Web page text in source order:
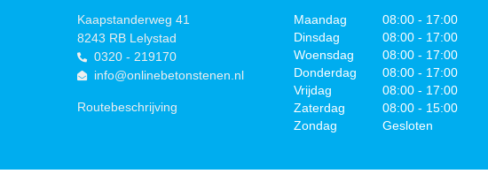
Kaapstanderweg 41
8243 RB Lelystad
0320 - 219170
info@onlinebetonstenen.nl
Routebeschrijving
Maandag
08:00 - 17:00
Dinsdag
08:00 - 17:00
Woensdag
08:00 - 17:00
Donderdag
08:00 - 17:00
Vrijdag
08:00 - 17:00
Zaterdag
08:00 - 15:00
Zondag
Gesloten